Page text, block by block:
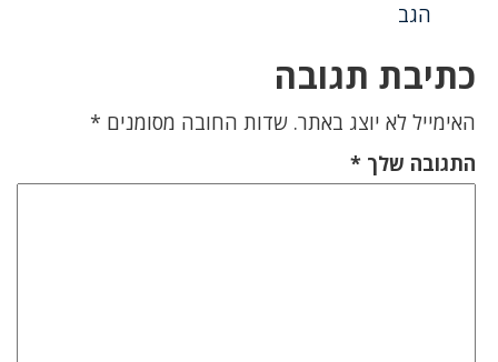
הגב
כתיבת תגובה
האימייל לא יוצג באתר. שדות החובה מסומנים *
התגובה שלך *